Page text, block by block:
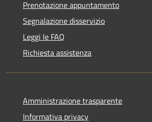
Prenotazione appuntamento
Segnalazione disservizio
Leggi le FAQ
Richiesta assistenza
Amministrazione trasparente
Informativa privacy